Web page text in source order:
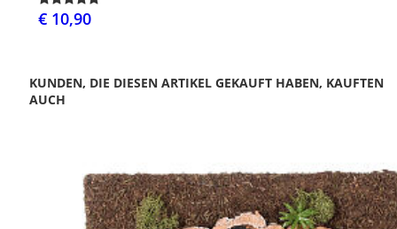
€ 10,90
KUNDEN, DIE DIESEN ARTIKEL GEKAUFT HABEN, KAUFTEN
AUCH